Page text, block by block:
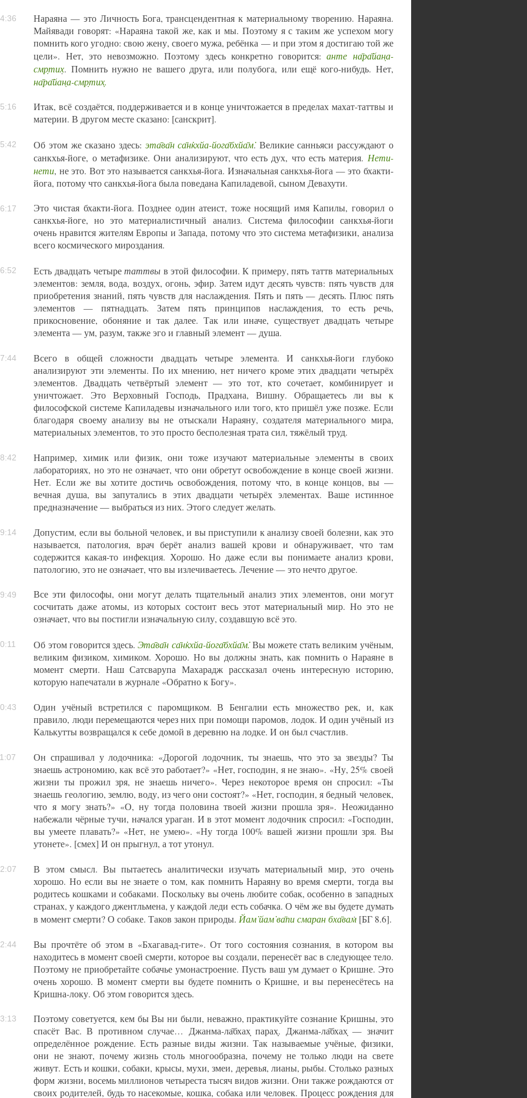
Нараяна — это Личность Бога, трансцендентная к материальному творению. Нараяна.
Майявади говорят: «Нараяна такой же, как и мы. Поэтому я с таким же успехом могу
помнить кого угодно: свою жену, своего мужа, ребёнка — и при этом я достигаю той же
цели». Нет, это невозможно. Поэтому здесь конкретно говорится:анте на̄ра̄йан̣а-
смр̣тих̣. Помнить нужно не вашего друга, или полубога, или ещё кого-нибудь. Нет,
на̄ра̄йан̣а-смр̣тих̣.
Итак, всё создаётся, поддерживается и в конце уничтожается в пределах махат-таттвы и
материи. В другом месте сказано: [санскрит].
Об этом же сказано здесь: эта̄ва̄н са̄н̇кхйа-йога̄бхйа̄м̇. Великие санньяси рассуждают о
санкхья-йоге, о метафизике. Они анализируют, что есть дух, что есть материя. Нети-
нети, не это. Вот это называется санкхья-йога. Изначальная санкхья-йога — это бхакти-
йога, потому что санкхья-йога была поведана Капиладевой, сыном Девахути.
Это чистая бхакти-йога. Позднее один атеист, тоже носящий имя Капилы, говорил о
санкхья-йоге, но это материалистичный анализ. Система философии санкхья-йоги
очень нравится жителям Европы и Запада, потому что это система метафизики, анализа
всего космического мироздания.
Есть двадцать четыретаттвы в этой философии. К примеру, пять таттв материальных
элементов: земля, вода, воздух, огонь, эфир. Затем идут десять чувств: пять чувств для
приобретения знаний, пять чувств для наслаждения. Пять и пять — десять. Плюс пять
элементов — пятнадцать. Затем пять принципов наслаждения, то есть речь,
прикосновение, обоняние и так далее. Так или иначе, существует двадцать четыре
элемента — ум, разум, также эго и главный элемент — душа.
Всего в общей сложности двадцать четыре элемента. И санкхья-йоги глубоко
анализируют эти элементы. По их мнению, нет ничего кроме этих двадцати четырёх
элементов. Двадцать четвёртый элемент — это тот, кто сочетает, комбинирует и
уничтожает. Это Верховный Господь, Прадхана, Вишну. Обращаетесь ли вы к
философской системе Капиладевы изначального или того, кто пришёл уже позже. Если
благодаря своему анализу вы не отыскали Нараяну, создателя материального мира,
материальных элементов, то это просто бесполезная трата сил, тяжёлый труд.
Например, химик или физик, они тоже изучают материальные элементы в своих
лабораториях, но это не означает, что они обретут освобождение в конце своей жизни.
Нет. Если же вы хотите достичь освобождения, потому что, в конце концов, вы —
вечная душа, вы запутались в этих двадцати четырёх элементах. Ваше истинное
предназначение — выбраться из них. Этого следует желать.
Допустим, если вы больной человек, и вы приступили к анализу своей болезни, как это
называется, патология, врач берёт анализ вашей крови и обнаруживает, что там
содержится какая-то инфекция. Хорошо. Но даже если вы понимаете анализ крови,
патологию, это не означает, что вы излечиваетесь. Лечение — это нечто другое.
Все эти философы, они могут делать тщательный анализ этих элементов, они могут
сосчитать даже атомы, из которых состоит весь этот материальный мир. Но это не
означает, что вы постигли изначальную силу, создавшую всё это.
Об этом говорится здесь.Эта̄ва̄н са̄н̇кхйа-йога̄бхйа̄м̇.Вы можете стать великим учёным,
великим физиком, химиком. Хорошо. Но вы должны знать, как помнить о Нараяне в
момент смерти. Наш Сатсварупа Махарадж рассказал очень интересную историю,
которую напечатали в журнале «Обратно к Богу».
Один учёный встретился с паромщиком. В Бенгалии есть множество рек, и, как
правило, люди перемещаются через них при помощи паромов, лодок. И один учёный из
Калькутты возвращался к себе домой в деревню на лодке. И он был счастлив.
Он спрашивал у лодочника: «Дорогой лодочник, ты знаешь, что это за звезды? Ты
знаешь астрономию, как всё это работает?» «Нет, господин, я не знаю». «Ну, 25% своей
жизни ты прожил зря, не знаешь ничего». Через некоторое время он спросил: «Ты
знаешь геологию, землю, воду, из чего они состоят?» «Нет, господин, я бедный человек,
что я могу знать?» «О, ну тогда половина твоей жизни прошла зря». Неожиданно
набежали чёрные тучи, начался ураган. И в этот момент лодочник спросил: «Господин,
вы умеете плавать?» «Нет, не умею». «Ну тогда 100% вашей жизни прошли зря. Вы
утонете». [смех] И он прыгнул, а тот утонул.
В этом смысл. Вы пытаетесь аналитически изучать материальный мир, это очень
хорошо. Но если вы не знаете о том, как помнить Нараяну во время смерти, тогда вы
родитесь кошками и собаками. Поскольку вы очень любите собак, особенно в западных
странах, у каждого джентльмена, у каждой леди есть собачка. О чём же вы будете думать
в момент смерти? О собаке. Таков закон природы. Йам̇ йам̇ ва̄пи смаран бха̄вам ̇ [БГ 8.6].
Вы прочтёте об этом в «Бхагавад-гите». От того состояния сознания, в котором вы
находитесь в момент своей смерти, которое вы создали, перенесёт вас в следующее тело.
Поэтому не приобретайте собачье умонастроение. Пусть ваш ум думает о Кришне. Это
очень хорошо. В момент смерти вы будете помнить о Кришне, и вы перенесётесь на
Кришна-локу. Об этом говорится здесь.
Поэтому советуется, кем бы Вы ни были, неважно, практикуйте сознание Кришны, это
спасёт Вас. В противном случае… Джанма-ла̄бхах̣ парах̣. Джанма-ла̄бхах̣ — значит
определённое рождение. Есть разные виды жизни. Так называемые учёные, физики,
они не знают, почему жизнь столь многообразна, почему не только люди на свете
живут. Есть и кошки, собаки, крысы, мухи, змеи, деревья, лианы, рыбы. Столько разных
форм жизни, восемь миллионов четыреста тысяч видов жизни. Они также рождаются от
своих родителей, будь то насекомые, кошка, собака или человек. Процесс рождения для